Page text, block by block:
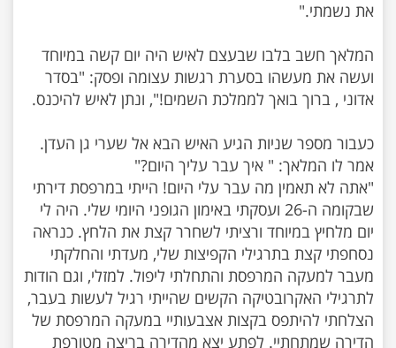
המלאך חשב בלבו שבעצם לאיש היה יום קשה במיוחד
ועשה את מעשהו בסערת רגשות עצומה ופסק: "בסדר
כעבור מספר שניות הגיע האיש הבא אל שערי גן העדן.
"אתה לא תאמין מה עבר עלי היום! הייתי במרפסת דירתי
שבקומה ה-26 ועסקתי באימון הגופני היומי שלי. היה לי
יום מלחיץ במיוחד ורציתי לשחרר קצת את הלחץ. כנראה
נסחפתי קצת בתרגילי הקפיצות שלי, מעדתי והחלקתי
מעבר למעקה המרפסת והתחלתי ליפול. למזלי, וגם הודות
לתרגילי האקרובטיקה הקשים שהייתי רגיל לעשות בעבר,
הצלחתי להיתפס בקצות אצבעותיי במעקה המרפסת של
הדירה שמתחתיי. לפתע יצא מהדירה בריצה מטורפת